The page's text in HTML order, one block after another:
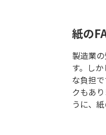
紙の
製造業
す。し
な負担
クもあ
うに、